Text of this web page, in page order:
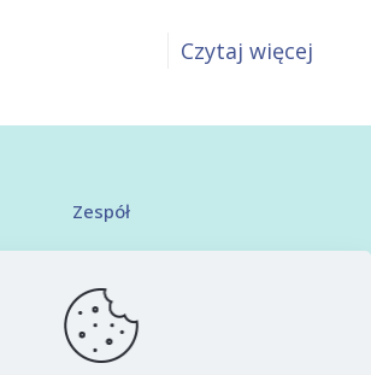
Czytaj więcej
to
Zespół
Regulamin serwisu
Polityka prywatności